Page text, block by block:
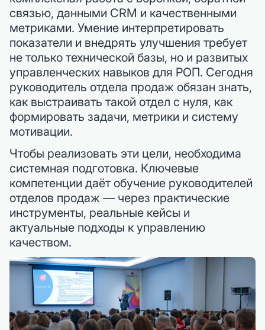
связью, данными CRM и качественными
метриками. Умение интерпретировать
показатели и внедрять улучшения требует
не только технической базы, но и развитых
управленческих навыков для РОП. Сегодня
руководитель отдела продаж обязан знать,
как выстраивать такой отдел с нуля, как
формировать задачи, метрики и систему
мотивации.
Чтобы реализовать эти цели, необходима
системная подготовка. Ключевые
компетенции даёт обучение руководителей
отделов продаж — через практические
инструменты, реальные кейсы и
актуальные подходы к управлению
качеством.